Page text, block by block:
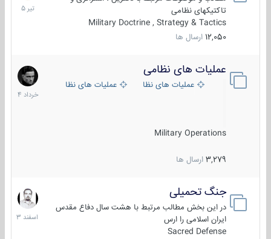
تاکتیکهای نظامی
Military Doctrine , Strategy & Tactics
12,050 ارسال ها
1405
عملیات های نظامی
عملیات های نظامی ایرانعملیات های نظامی خارجی
Military Operations
3,279 ارسال ها
5
خرداد
1404
جنگ تحمیلی
در این بخش مطالب مرتبط با هشت سال دفاع مقدس
ایران اسلامی را ارس
Sacred Defense
20
اسفند
1403